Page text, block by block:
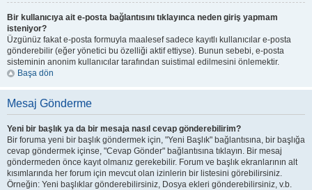
Bir kullanıcıya ait e-posta bağlantısını tıklayınca neden giriş yapmam
isteniyor?
Üzgünüz fakat e-posta formuyla maalesef sadece kayıtlı kullanıcılar e-posta
gönderebilir (eğer yönetici bu özelliği aktif ettiyse). Bunun sebebi, e-posta
sisteminin anonim kullanıcılar tarafından suistimal edilmesini önlemektir.
Başa dön
Mesaj Gönderme
Yeni bir başlık ya da bir mesaja nasıl cevap gönderebilirim?
Bir foruma yeni bir başlık göndermek için, "Yeni Başlık" bağlantısına, bir başlığa
cevap göndermek içinse, "Cevap Gönder" bağlantısına tıklayın. Bir mesaj
göndermeden önce kayıt olmanız gerekebilir. Forum ve başlık ekranlarının alt
kısımlarında her forum için mevcut olan izinlerin bir listesini görebilirsiniz.
Örneğin: Yeni başlıklar gönderebilirsiniz, Dosya ekleri gönderebilirsiniz, v.b.